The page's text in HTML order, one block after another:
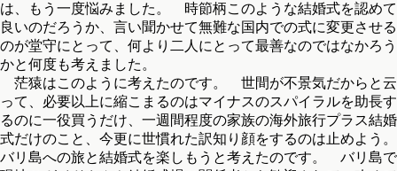
は、もう一度悩みました。 時節柄このような結婚式を認めて
良いのだろうか、言い聞かせて無難な国内での式に変更させる
のが堂守にとって、何より二人にとって最善なのではなかろう
かと何度も考えました。
茫猿はこのように考えたのです。 世間が不景気だからと云
って、必要以上に縮こまるのはマイナスのスパイラルを助長す
るのに一役買うだけ、一週間程度の家族の海外旅行プラス結婚
式だけのこと、今更に世慣れた訳知り顔をするのは止めよう。
バリ島への旅と結婚式を楽しもうと考えたのです。 バリ島で